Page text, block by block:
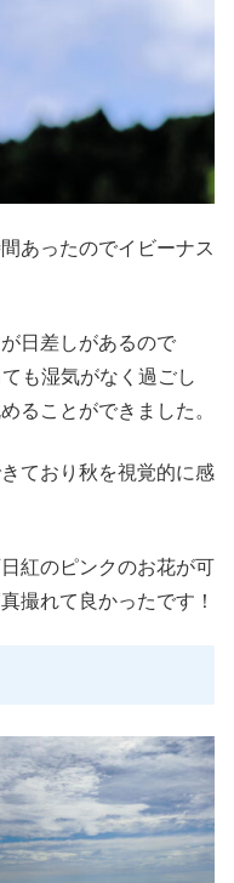
あったのでイビーナス
日差しがあるので
も湿気がなく過ごし
ることができました。
ており秋を視覚的に感
紅のピンクのお花が可
撮れて良かったです！